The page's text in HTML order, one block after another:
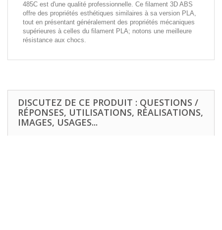
485C est d'une qualité professionnelle. Ce filament 3D ABS
offre des propriétés esthétiques similaires à sa version PLA,
tout en présentant généralement des propriétés mécaniques
supérieures à celles du filament PLA; notons une meilleure
résistance aux chocs.
DISCUTEZ DE CE PRODUIT : QUESTIONS /
RÉPONSES, UTILISATIONS, RÉALISATIONS,
IMAGES, USAGES...